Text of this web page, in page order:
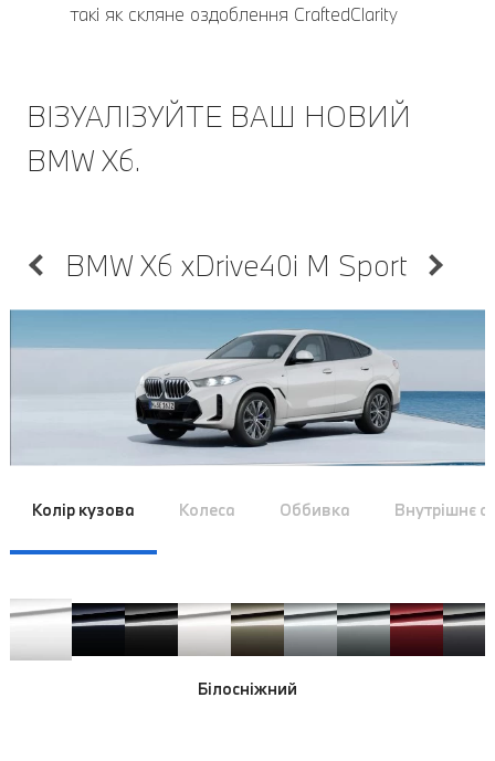
такі як скляне оздоблення CraftedClarity
ВІЗУАЛІЗУЙТЕ ВАШ НОВИЙ
BMW X6.
BMW X6 xDrive40i M Sport
Колір кузова Колеса Оббивка Внутрішнє
Білосніжний